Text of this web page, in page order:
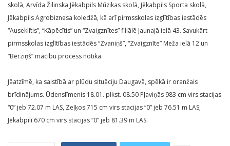
skolā, Arvīda Žilinska Jēkabpils Mūzikas skolā, Jēkabpils Sporta skolā,
Jēkabpils Agrobiznesa koledžā, kā arī pirmsskolas izglītības iestādēs
“Auseklītis”, “Kāpēcītis” un “Zvaigznītes” filiālē Jaunajā ielā 43. Savukārt
pirmsskolas izglītības iestādēs “Zvaniņš”, “Zvaigznīte” Meža ielā 12 un
“Bērziņš” mācību process notika.
Jāatzīmē, ka saistībā ar plūdu situāciju Daugavā, spēkā ir oranžais
brīdinājums. Ūdenslīmenis 18.01. plkst. 08.50 Pļaviņās 983 cm virs stacijas
“0” jeb 72.07 m LAS, Zeļķos 715 cm virs stacijas “0” jeb 76.51 m LAS;
Jēkabpilī 670 cm virs stacijas “0” jeb 81.39 m LAS.